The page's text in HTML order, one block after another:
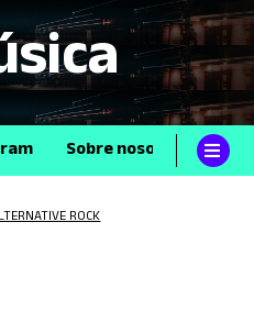
Sobre nosotros
ROCK